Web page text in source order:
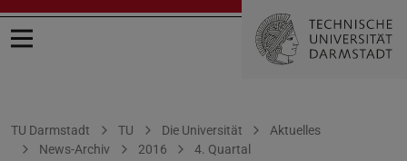
Menü öffnen
Sie befinden sich hier:
TU Darmstadt TU Die Universität
Aktuelles
News-Archiv
2016 4. Quartal